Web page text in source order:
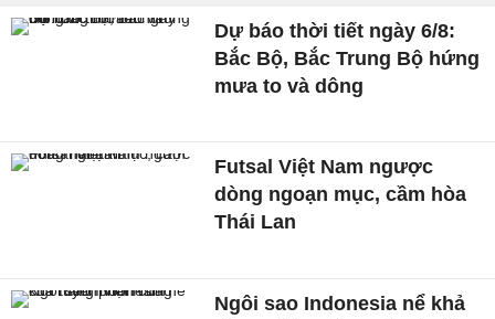
Dự báo thời tiết ngày 6/8:
Bắc Bộ, Bắc Trung Bộ hứng
mưa to và dông
Futsal Việt Nam ngược
dòng ngoạn mục, cầm hòa
Thái Lan
Ngôi sao Indonesia nể khả